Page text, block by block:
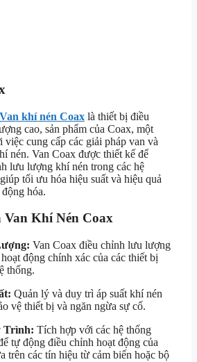
Van khí nén Coax là thiết bị điều
cao, sản phẩm của Coax, một
cung cấp các giải pháp van và
nén. Van Coax được thiết kế để
lưu lượng khí nén trong các hệ
tối ưu hóa hiệu suất và hiệu quả
hóa.
Van Khí Nén Coax
Van Coax điều chỉnh lưu lượng
động chính xác của các thiết bị
thống.
Quản lý và duy trì áp suất khí nén
vệ thiết bị và ngăn ngừa sự cố.
Trình: Tích hợp với các hệ thống
tự động điều chỉnh hoạt động của
trên các tín hiệu từ cảm biến hoặc bộ